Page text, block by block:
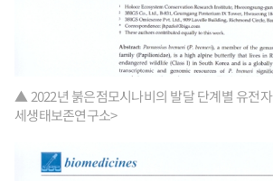
▲ 2022년 붉은점모시나비의 발달 단계별 유전
세생태보존연구소>